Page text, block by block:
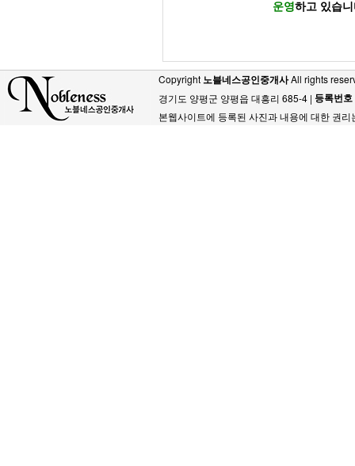
운영하고 있습
Copyright 노블네스공인중개사All rights
경기도 양평군 양평읍 대흥리 685-4 | 등록번호
본웹사이트에 등록된 사진과 내용에 대한 권